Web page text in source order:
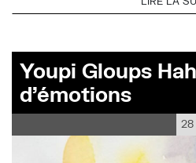
Youpi Gloups
d’émotions
28